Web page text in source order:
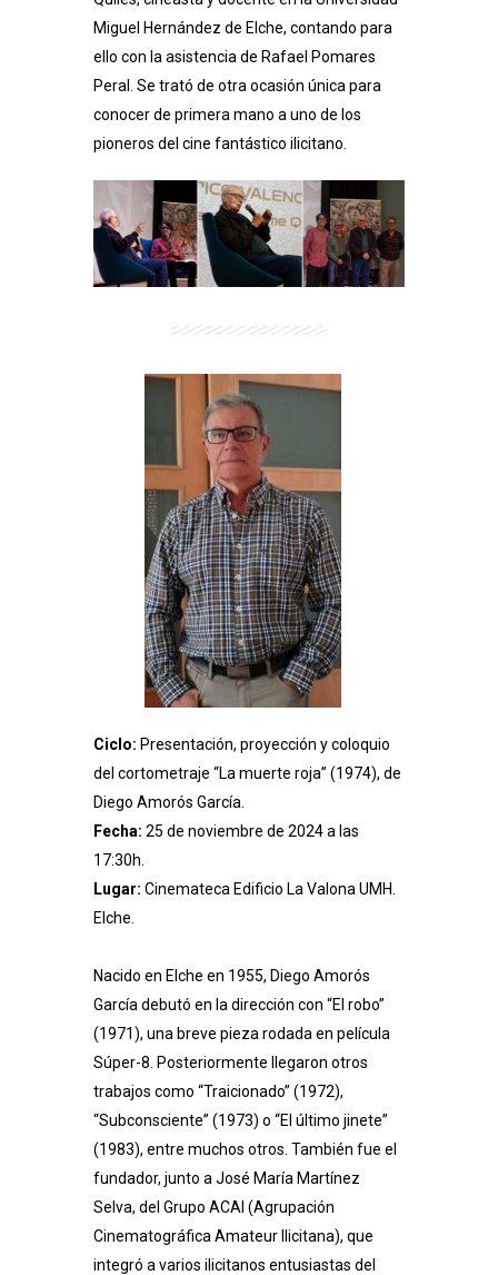
Miguel Hernández de Elche, contando para
ello con la asistencia de Rafael Pomares
Peral. Se trató de otra ocasión única para
conocer de primera mano a uno de los
pioneros del cine fantástico ilicitano.
Ciclo: Presentación, proyección y coloquio
del cortometraje “La muerte roja” (1974), de
Diego Amorós García.
Fecha: 25 de noviembre de 2024 a las
17:30h.
Lugar: Cinemateca Edificio La Valona UMH.
Elche.
Nacido en Elche en 1955, Diego Amorós
García debutó en la dirección con “El robo”
(1971), una breve pieza rodada en película
Súper-8. Posteriormente llegaron otros
trabajos como “Traicionado” (1972),
“Subconsciente” (1973) o “El último jinete”
(1983), entre muchos otros. También fue el
fundador, junto a José María Martínez
Selva, del Grupo ACAI (Agrupación
Cinematográfica Amateur Ilicitana), que
integró a varios ilicitanos entusiastas del